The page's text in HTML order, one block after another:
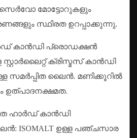
സെർവോ മോട്ടോറുകളും
സ്ഥിരത ഉറപ്പാക്കുന്നു.
കാൻഡി പ്രൊഡക്ഷൻ
ക്രിസ്മസ് കാൻഡി
സമർപ്പിത ലൈൻ. മണിക്കൂറിൽ
ഉത്പാദനക്ഷമത.
ഹാർഡ് കാൻഡി
ISOMALT ഉള്ള പഞ്ചസാര